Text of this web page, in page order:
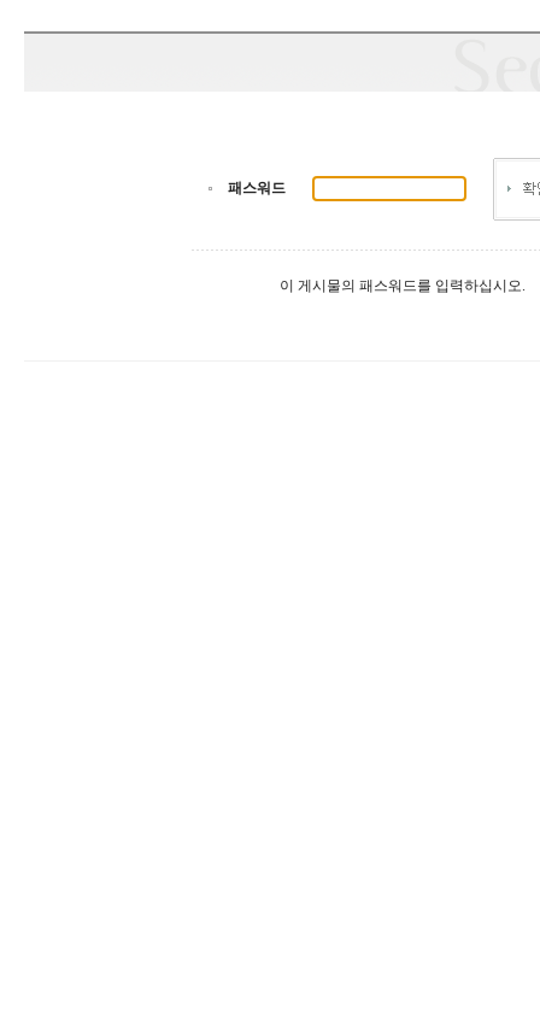
패스워드
이 게시물의 패스워드를 입력하십시오.